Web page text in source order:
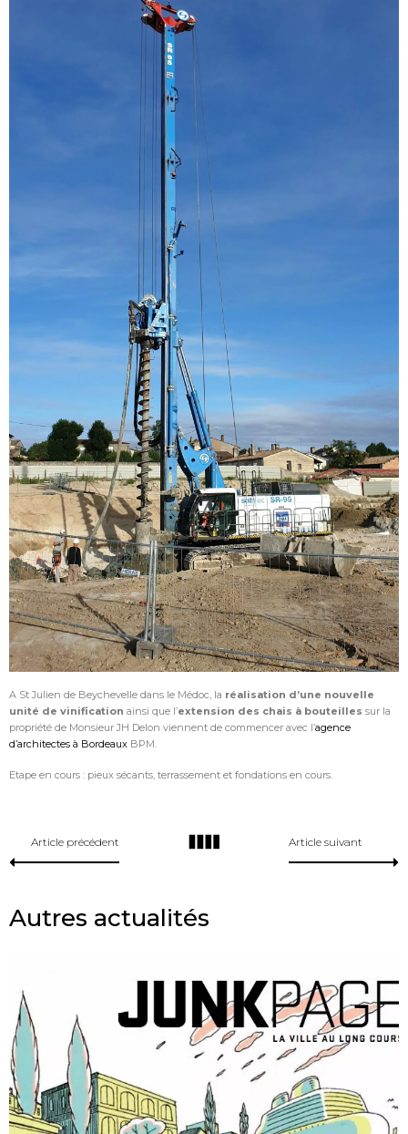
A St Julien de Beychevelle dans le Médoc, la réalisation d’une nouvelle
unité de vinification ainsi que l’extension des chais à bouteilles sur la
propriété de Monsieur JH Delon viennent de commencer avec l’agence
d’architectes à Bordeaux BPM.
Etape en cours : pieux sécants, terrassement et fondations en cours.
Article précédent Article suivant
Autres actualités